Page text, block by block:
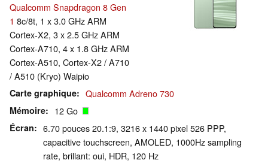
Qualcomm Snapdragon 8 Gen
1 8c/8t, 1 x 3.0 GHz ARM
Cortex-X2, 3 x 2.5 GHz ARM
Cortex-A710, 4 x 1.8 GHz ARM
Cortex-A510, Cortex-X2 / A710
/ A510 (Kryo) Waipio
Carte graphique Qualcomm Adreno 730
Mémoire 12 Go
Écran
6.70 pouces 20.1:9, 3216 x 1440 pixel 526 PPP,
capacitive touchscreen, AMOLED, 1000Hz sampling
rate, brillant: oui, HDR, 120 Hz